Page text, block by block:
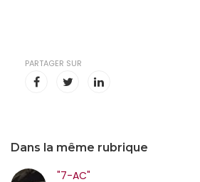
Dans la même rubrique
"7-AC"
PARTAGER SUR